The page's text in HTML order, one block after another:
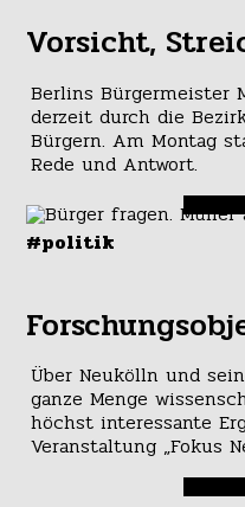
Vorsicht,
Berlins Bürgermeister
derzeit durch die
Bürgern. Am Montag
Rede und Antwort.
#politik
Über Neukölln und
ganze Menge
höchst interessante
Veranstaltung „Fokus